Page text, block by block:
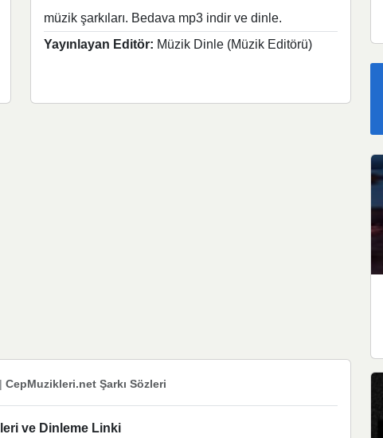
müzik şarkıları. Bedava mp3 indir ve dinle.
Yayınlayan Editör: Müzik Dinle (Müzik Editörü)
| CepMuzikleri.net Şarkı Sözleri
ve Dinleme Linki